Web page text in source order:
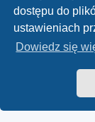
dostępu do
ustawieniach
Dowiedz się